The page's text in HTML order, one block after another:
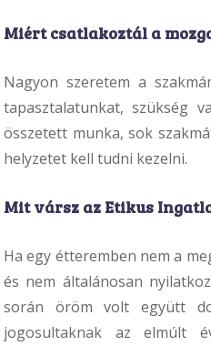
Miért csatlakoztál a
Nagyon szeretem a
tapasztalatunkat, szükség
összetett munka, sok
helyzetet kell tudni kezelni.
Mit vársz az Etikus
Ha egy étteremben nem a
és nem általánosan
során öröm volt együtt
jogosultaknak az elmúlt